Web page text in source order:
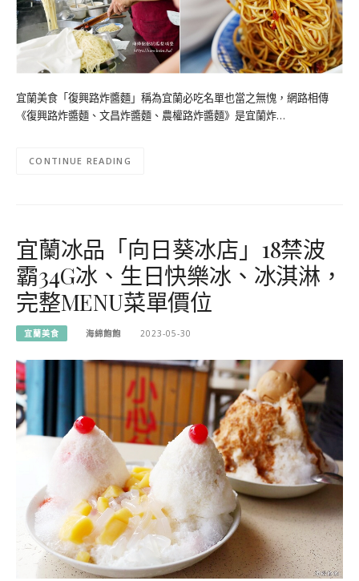
宜蘭美食「復興路炸醬麵」稱為宜蘭必吃名單也當之無愧，網路相傳
《復興路炸醬麵、文昌炸醬麵、農權路炸醬麵》是宜蘭炸…
CONTINUE READING
宜蘭冰品「向日葵冰店」18禁波
霸34G冰、生日快樂冰、冰淇淋，
完整MENU菜單價位
宜蘭美食 海綿飽飽 2023-05-30